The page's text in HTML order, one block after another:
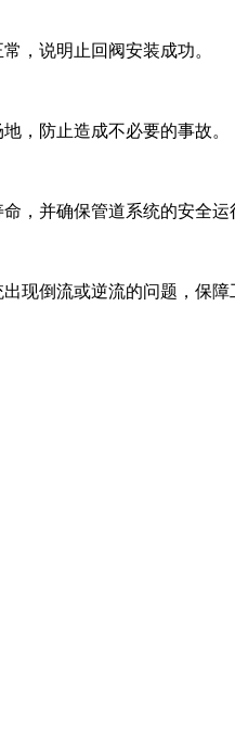
，说明止回阀安装成功。
，防止造成不必要的事故。
，并确保管道系统的安全运
现倒流或逆流的问题，保障